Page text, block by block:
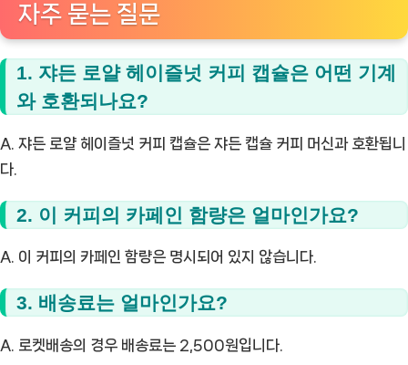
자주 묻는 질문
1. 쟈든 로얄 헤이즐넛 커피 캡슐은 어떤 기계
와 호환되나요?
A. 쟈든 로얄 헤이즐넛 커피 캡슐은 쟈든 캡슐 커피 머신과 호환됩니
다.
2. 이 커피의 카페인 함량은 얼마인가요?
A. 이 커피의 카페인 함량은 명시되어 있지 않습니다.
3. 배송료는 얼마인가요?
A. 로켓배송의 경우 배송료는 2,500원입니다.